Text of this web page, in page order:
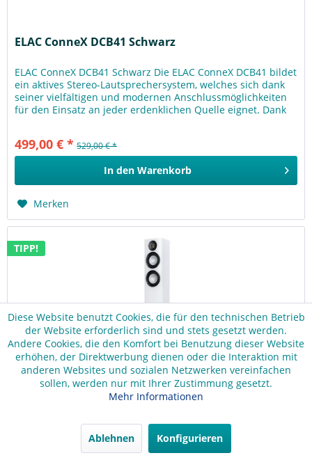
ELAC ConneX DCB41 Schwarz
ELAC ConneX DCB41 Schwarz Die ELAC ConneX DCB41 bildet
ein aktives Stereo-Lautsprechersystem, welches sich dank
seiner vielfältigen und modernen Anschlussmöglichkeiten
für den Einsatz an jeder erdenklichen Quelle eignet. Dank
499,00 € * 529,00 € *
In den Warenkorb
Merken
TIPP!
Elac Carina Standlautsprecher FS 247.4 weiß
Standlautsprecher FS 247.4 Carina Standlautsprecher
Entwickelt, um in die Fußstapfen der vielfach
ausgezeichneten Serie 240 zu treten Tradition und
Diese Website benutzt Cookies, die für den technischen Betrieb
der Website erforderlich sind und stets gesetzt werden.
Andere Cookies, die den Komfort bei Benutzung dieser Website
erhöhen, der Direktwerbung dienen oder die Interaktion mit
anderen Websites und sozialen Netzwerken vereinfachen
sollen, werden nur mit Ihrer Zustimmung gesetzt.
Mehr Informationen
Ablehnen Konfigurieren